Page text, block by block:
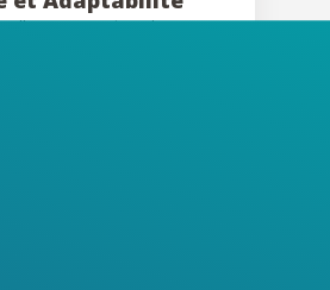
l'augmentation des